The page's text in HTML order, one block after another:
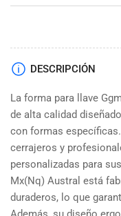
DESCRIPCIÓN
La forma para llave
de alta calidad
con formas
cerrajeros y
personalizadas para
Mx(Nq) Austral está
duraderos, lo que